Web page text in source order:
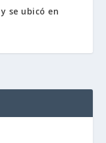
se ubicó en